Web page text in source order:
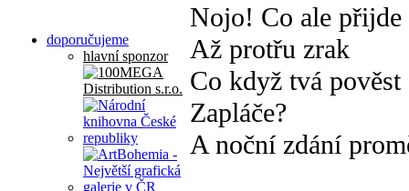
doporučujeme
hlavní sponzor
Nojo! Co ale přijde
Až protřu zrak
Co když tvá pověst
Zapláče?
A noční zdání